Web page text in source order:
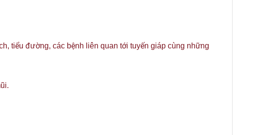
tiểu đường, các bệnh liên quan tới tuyến giáp cùng những